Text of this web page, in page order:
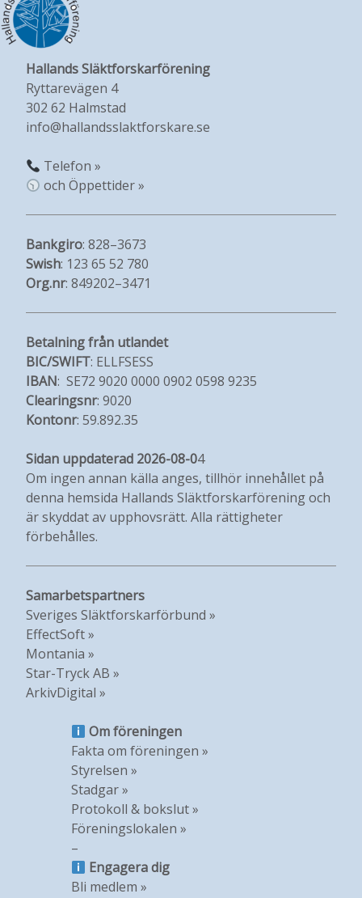
Hallands Släktforskarförening
Ryttarevägen 4
302 62 Halmstad
info@hallandsslaktforskare.se
Telefon »
och Öppettider »
Bankgiro: 828–3673
Swish: 123 65 52 780
Org.nr: 849202–3471
Betalning från utlandet
BIC/SWIFT: ELLFSESS
IBAN: SE72 9020 0000 0902 0598 9235
Clearingsnr: 9020
Kontonr: 59.892.35
Sidan uppdaterad 2026-08-04
Om ingen annan källa anges, tillhör innehållet på
denna hemsida Hallands Släktforskarförening och
är skyddat av upphovsrätt. Alla rättigheter
förbehålles.
Samarbetspartners
Sveriges Släktforskarförbund »
EffectSoft »
Montania »
Star-Tryck AB »
ArkivDigital »
Om föreningen
Fakta om föreningen »
Styrelsen »
Stadgar »
Protokoll & bokslut »
Föreningslokalen »
–
Engagera dig
Bli medlem »